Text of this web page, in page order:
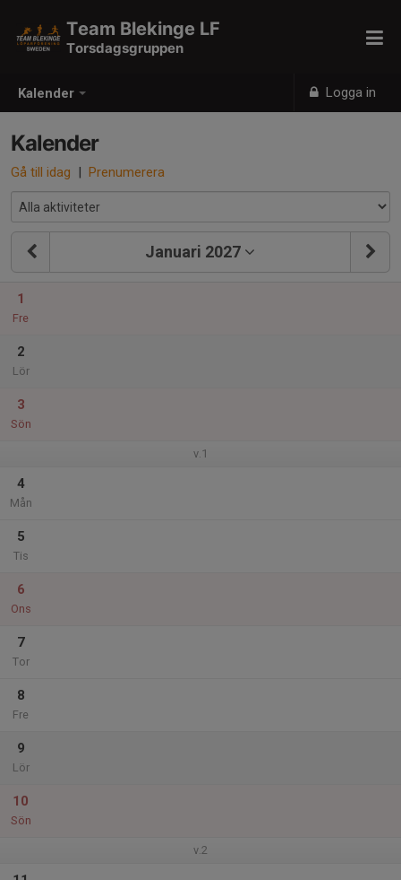
Kalender Logga in
Team Blekinge LF
Torsdagsgruppen
Kalender
Gå till idag | Prenumerera
Januari 2027
1
Fre
2
Lör
3
Sön
v.1
4
Mån
5
Tis
6
Ons
7
Tor
8
Fre
9
Lör
10
Sön
v.2